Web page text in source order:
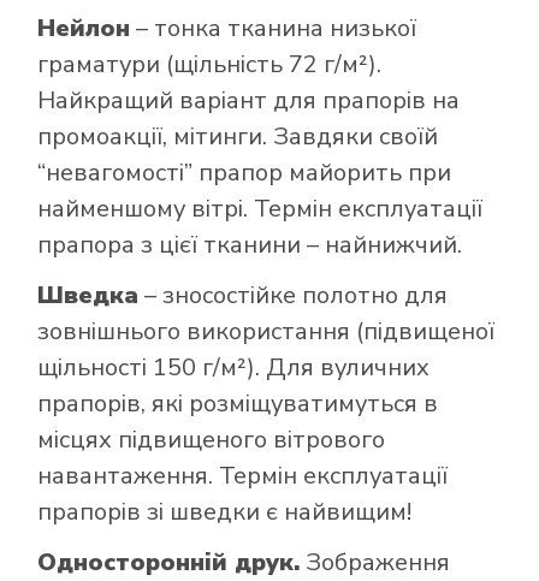
Нейлон – тонка тканина низької
граматури (щільність 72 г/м²).
Найкращий варіант для прапорів на
промоакції, мітинги. Завдяки своїй
“невагомості” прапор майорить при
найменшому вітрі. Термін експлуатації
прапора з цієї тканини – найнижчий.
Шведка – зносостійке полотно для
зовнішнього використання (підвищеної
щільності 150 г/м²). Для вуличних
прапорів, які розміщуватимуться в
місцях підвищеного вітрового
навантаження. Термін експлуатації
прапорів зі шведки є найвищим!
Односторонній друк. Зображення